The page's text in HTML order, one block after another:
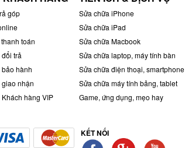
góp
toán
trả
hành
nhận
hàng VIP
Sửa chữa iPhone
Sửa chữa iPad
Sửa chữa Macbook
Sửa chữa laptop, máy tính bàn
Sửa chữa điện thoại, smartphone
Sửa chữa máy tính bảng, tablet
Game, ứng dụng, mẹo hay
KẾT NỐI